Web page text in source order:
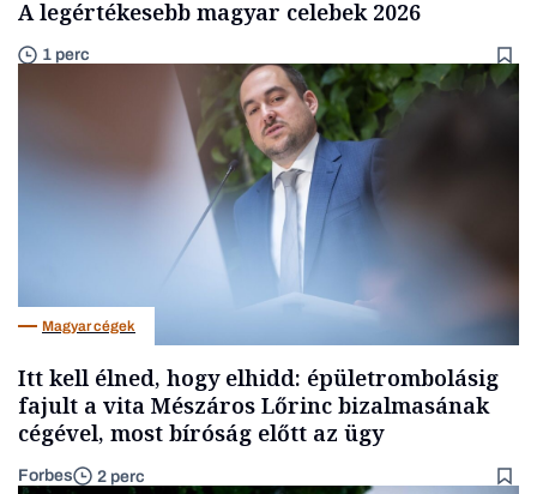
A legértékesebb magyar celebek 2026
1 perc
Magyar cégek
Itt kell élned, hogy elhidd: épületrombolásig
fajult a vita Mészáros Lőrinc bizalmasának
cégével, most bíróság előtt az ügy
Forbes 2 perc